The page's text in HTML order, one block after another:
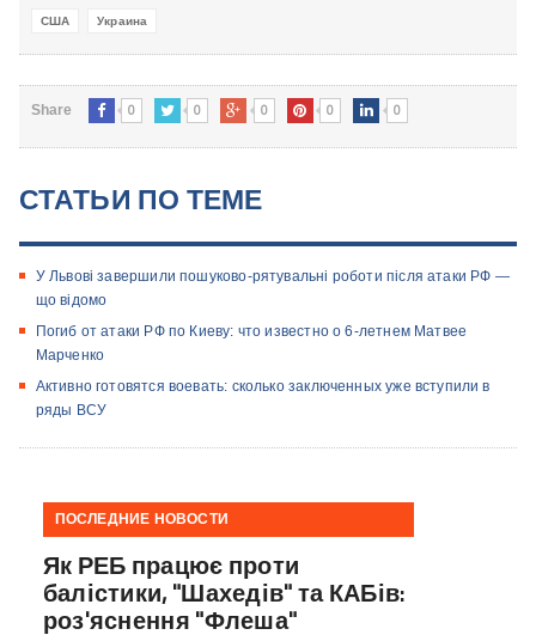
США Украина
Share 0 0 0 0 0
СТАТЬИ ПО ТЕМЕ
У Львові завершили пошуково-рятувальні роботи після атаки РФ —
що відомо
Погиб от атаки РФ по Киеву: что известно о 6-летнем Матвее
Марченко
Активно готовятся воевать: сколько заключенных уже вступили в
ряды ВСУ
ПОСЛЕДНИЕ НОВОСТИ
Як РЕБ працює проти
балістики, "Шахедів" та КАБів:
роз'яснення "Флеша"